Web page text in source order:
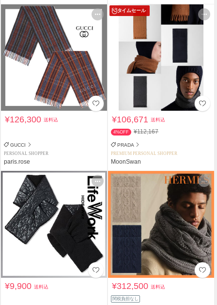
¥126,300送料込
GUCCI
PERSONAL SHOPPER
paris.rose
タイムセール
¥106,671送料込
4%OFF ¥112,167
PRADA
PREMIUM PERSONAL SHOPPER
MoonSwan
¥9,900送料込 ¥312,500送料込
関税負担なし